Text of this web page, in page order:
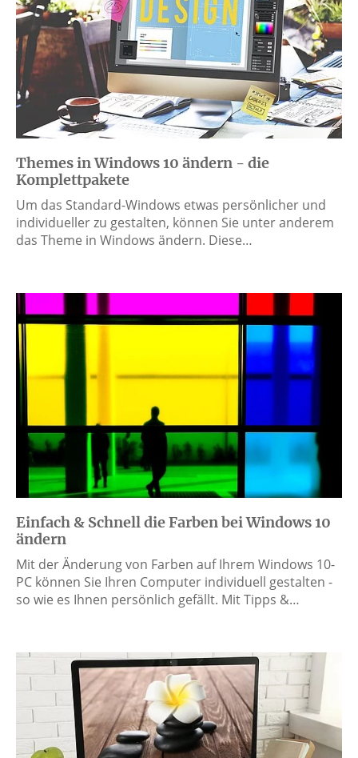
Themes in Windows 10 ändern - die
Komplettpakete
Um das Standard-Windows etwas persönlicher und
individueller zu gestalten, können Sie unter anderem
das Theme in Windows ändern. Diese…
Einfach & Schnell die Farben bei Windows 10
ändern
Mit der Änderung von Farben auf Ihrem Windows 10-
PC können Sie Ihren Computer individuell gestalten -
so wie es Ihnen persönlich gefällt. Mit Tipps &…